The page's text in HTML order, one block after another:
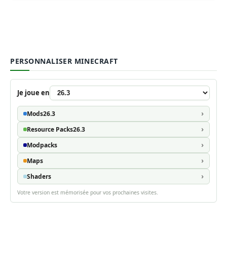
PERSONNALISER MINECRAFT
Je joue en
Mods26.3
Resource Packs26.3
Modpacks
Maps
Shaders
Votre version est mémorisée pour vos prochaines visites.